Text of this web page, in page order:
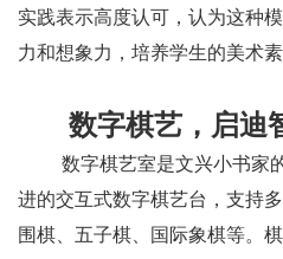
实践表示高度认可，认为这种
力和想象力，培养学生的美术素
数字棋艺，启迪
数字棋艺室是文兴小书家
进的交互式数字棋艺台，支持
围棋、五子棋、国际象棋等。